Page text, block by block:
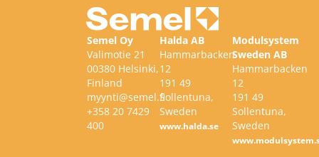
Semel Oy
Valimotie 21
00380 Helsinki,
Finland
myynti@semel.fi
+358 20 7429
400
Halda AB
Hammarbacken
12
191 49
Sollentuna,
Sweden
www.halda.se
Modulsystem
Sweden AB
Hammarbacken
12
191 49
Sollentuna,
Sweden